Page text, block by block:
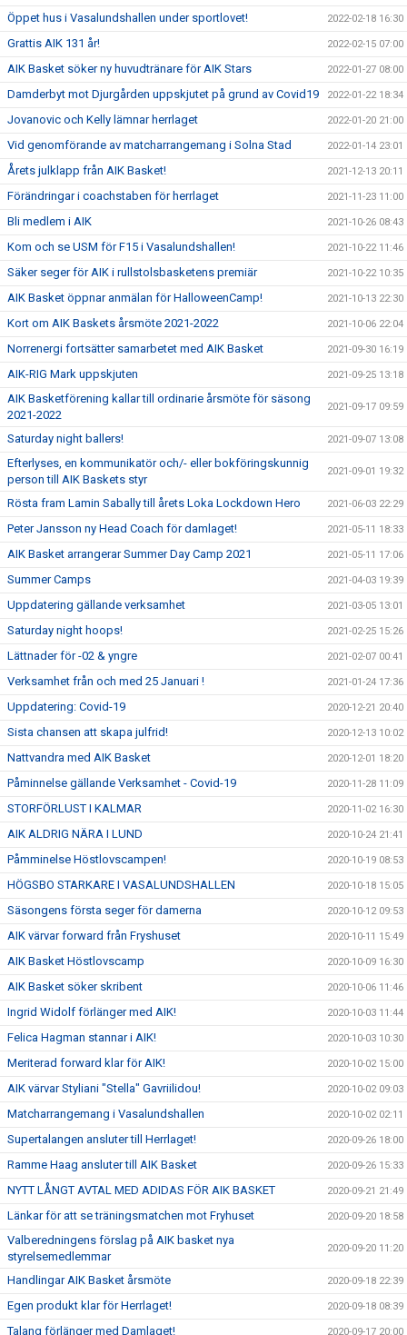
Öppet hus i Vasalundshallen under sportlovet! 2022-02-18 16:30
Grattis AIK 131 år! 2022-02-15 07:00
AIK Basket söker ny huvudtränare för AIK Stars 2022-01-27 08:00
Damderbyt mot Djurgården uppskjutet på grund av Covid19 2022-01-22 18:34
Jovanovic och Kelly lämnar herrlaget 2022-01-20 21:00
Vid genomförande av matcharrangemang i Solna Stad 2022-01-14 23:01
Årets julklapp från AIK Basket! 2021-12-13 20:11
Förändringar i coachstaben för herrlaget 2021-11-23 11:00
Bli medlem i AIK 2021-10-26 08:43
Kom och se USM för F15 i Vasalundshallen! 2021-10-22 11:46
Säker seger för AIK i rullstolsbasketens premiär 2021-10-22 10:35
AIK Basket öppnar anmälan för HalloweenCamp! 2021-10-13 22:30
Kort om AIK Baskets årsmöte 2021-2022 2021-10-06 22:04
Norrenergi fortsätter samarbetet med AIK Basket 2021-09-30 16:19
AIK-RIG Mark uppskjuten 2021-09-25 13:18
AIK Basketförening kallar till ordinarie årsmöte för säsong
2021-2022
2021-09-17 09:59
Saturday night ballers! 2021-09-07 13:08
Efterlyses, en kommunikatör och/- eller bokföringskunnig
person till AIK Baskets styr
2021-09-01 19:32
Rösta fram Lamin Sabally till årets Loka Lockdown Hero 2021-06-03 22:29
Peter Jansson ny Head Coach för damlaget! 2021-05-11 18:33
AIK Basket arrangerar Summer Day Camp 2021 2021-05-11 17:06
Summer Camps 2021-04-03 19:39
Uppdatering gällande verksamhet 2021-03-05 13:01
Saturday night hoops! 2021-02-25 15:26
Lättnader för -02 & yngre 2021-02-07 00:41
Verksamhet från och med 25 Januari ! 2021-01-24 17:36
Uppdatering: Covid-19 2020-12-21 20:40
Sista chansen att skapa julfrid! 2020-12-13 10:02
Nattvandra med AIK Basket 2020-12-01 18:20
Påminnelse gällande Verksamhet - Covid-19 2020-11-28 11:09
STORFÖRLUST I KALMAR 2020-11-02 16:30
AIK ALDRIG NÄRA I LUND 2020-10-24 21:41
Påmminelse Höstlovscampen! 2020-10-19 08:53
HÖGSBO STARKARE I VASALUNDSHALLEN 2020-10-18 15:05
Säsongens första seger för damerna 2020-10-12 09:53
AIK värvar forward från Fryshuset 2020-10-11 15:49
AIK Basket Höstlovscamp 2020-10-09 16:30
AIK Basket söker skribent 2020-10-06 11:46
Ingrid Widolf förlänger med AIK! 2020-10-03 11:44
Felica Hagman stannar i AIK! 2020-10-03 10:30
Meriterad forward klar för AIK! 2020-10-02 15:00
AIK värvar Styliani "Stella" Gavriilidou! 2020-10-02 09:03
Matcharrangemang i Vasalundshallen 2020-10-02 02:11
Supertalangen ansluter till Herrlaget! 2020-09-26 18:00
Ramme Haag ansluter till AIK Basket 2020-09-26 15:33
NYTT LÅNGT AVTAL MED ADIDAS FÖR AIK BASKET 2020-09-21 21:49
Länkar för att se träningsmatchen mot Fryhuset 2020-09-20 18:58
Valberedningens förslag på AIK basket nya
styrelsemedlemmar
2020-09-20 11:20
Handlingar AIK Basket årsmöte 2020-09-18 22:39
Egen produkt klar för Herrlaget! 2020-09-18 08:39
Talang förlänger med Damlaget! 2020-09-17 20:00